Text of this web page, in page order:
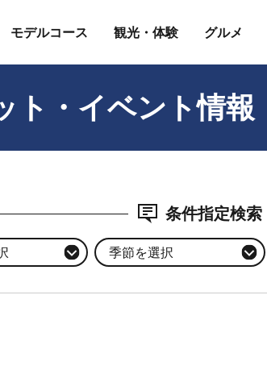
モデルコース 観光・体験 グルメ
ト・イベント情報
条件指定検索
季節を選択